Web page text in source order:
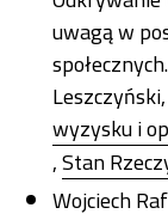
uwagą w
wyzysku i
,Stan
Wojciech